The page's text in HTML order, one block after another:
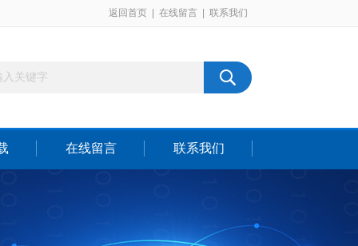
返回首页 在线留言 联系我们
在线留言 联系我们